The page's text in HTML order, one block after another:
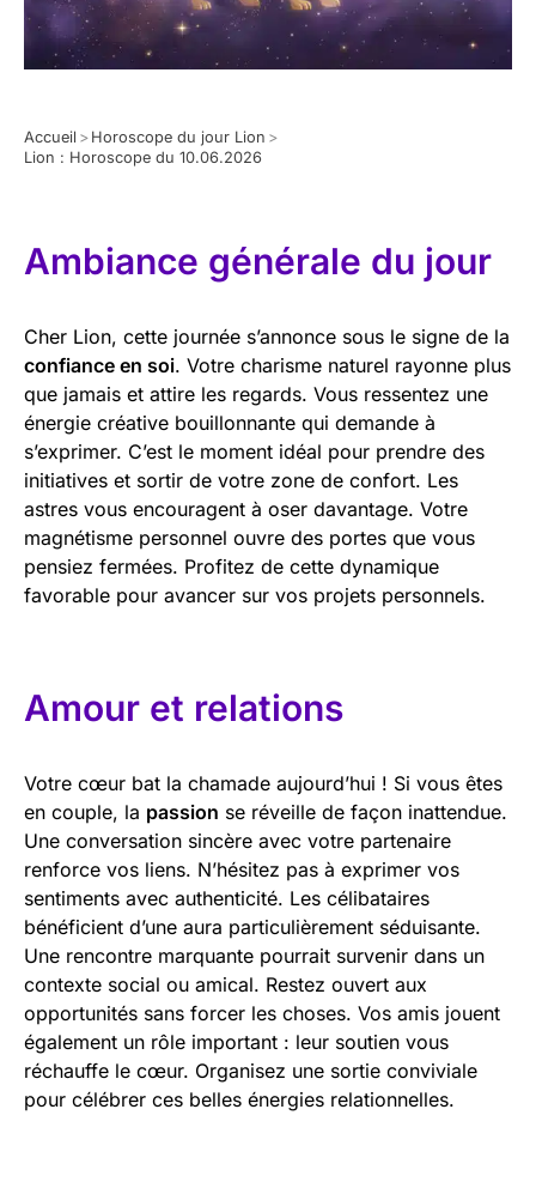
Accueil > Horoscope du jour Lion >
Lion : Horoscope du 10.06.2026
Ambiance générale du jour
Cher Lion, cette journée s’annonce sous le signe de la
confiance en soi. Votre charisme naturel rayonne plus
que jamais et attire les regards. Vous ressentez une
énergie créative bouillonnante qui demande à
s’exprimer. C’est le moment idéal pour prendre des
initiatives et sortir de votre zone de confort. Les
astres vous encouragent à oser davantage. Votre
magnétisme personnel ouvre des portes que vous
pensiez fermées. Profitez de cette dynamique
favorable pour avancer sur vos projets personnels.
Amour et relations
Votre cœur bat la chamade aujourd’hui ! Si vous êtes
en couple, la passion se réveille de façon inattendue.
Une conversation sincère avec votre partenaire
renforce vos liens. N’hésitez pas à exprimer vos
sentiments avec authenticité. Les célibataires
bénéficient d’une aura particulièrement séduisante.
Une rencontre marquante pourrait survenir dans un
contexte social ou amical. Restez ouvert aux
opportunités sans forcer les choses. Vos amis jouent
également un rôle important : leur soutien vous
réchauffe le cœur. Organisez une sortie conviviale
pour célébrer ces belles énergies relationnelles.